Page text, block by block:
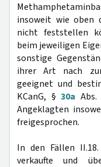
insoweit wie oben
nicht feststellen
beim jeweiligen
sonstige
ihrer Art nach
geeignet und
KCanG, §30a
Angeklagten
freigesprochen.
In den Fällen
verkaufte und